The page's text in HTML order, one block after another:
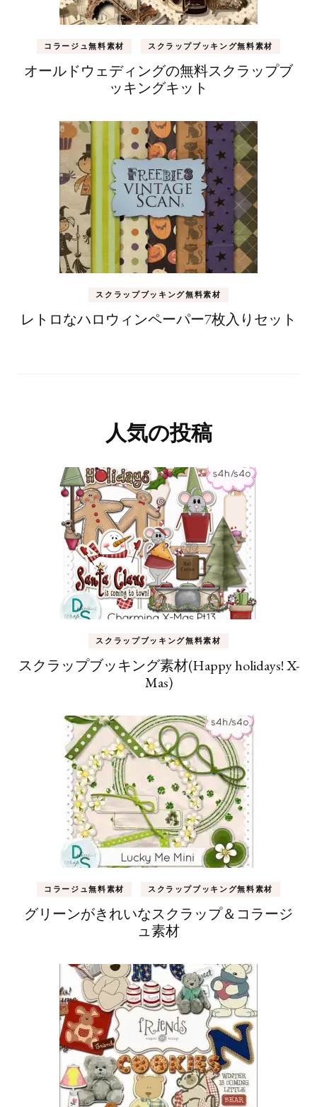
コラージュ無料素材 スクラップブッキング無料素材
オールドウェディングの無料スクラップブ
ッキングキット
スクラップブッキング無料素材
レトロなハロウィンペーパー7枚入りセット
人気の投稿
スクラップブッキング無料素材
スクラップブッキング素材(Happy holidays! X-
Mas)
コラージュ無料素材 スクラップブッキング無料素材
グリーンがきれいなスクラップ＆コラージ
ュ素材